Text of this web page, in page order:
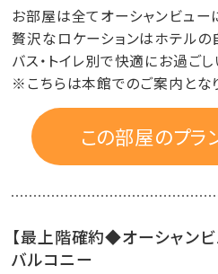
お部屋は全てオーシャンビュー
贅沢なロケーションはホテルの
バス・トイレ別で快適にお過ごし
※こちらは本館でのご案内とな
この部屋のプラ
【最上階確約◆オーシャン
バルコニー